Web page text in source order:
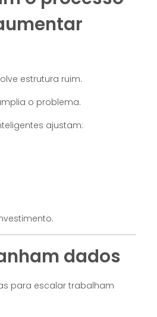
estrutura ruim.
o problema.
ajustam:
dados
para escalar trabalham